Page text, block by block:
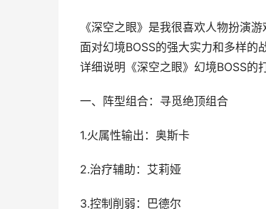
《深空之眼》是我很喜欢人物扮演
面对幻境BOSS的强大实力和多样
详细说明《深空之眼》幻境BOSS的
一、阵型组合：寻觅绝顶组合
1.火属性输出：奥斯卡
2.治疗辅助：艾莉娅
3.控制削弱：巴德尔